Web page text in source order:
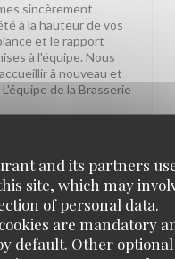
and its partners
site, which may
of personal data.
are mandatory
default. Other optional
sincèrement
à la hauteur de vos
et le rapport
à l'équipe. Nous
à nouveau et
de la Brasserie
FOOD : 3 /5 VALUE: